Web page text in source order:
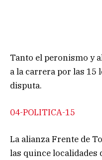
Tanto el peronismo y
a la carrera por las 15
disputa.
04-POLITICA-15
La alianza Frente de
las quince localidades